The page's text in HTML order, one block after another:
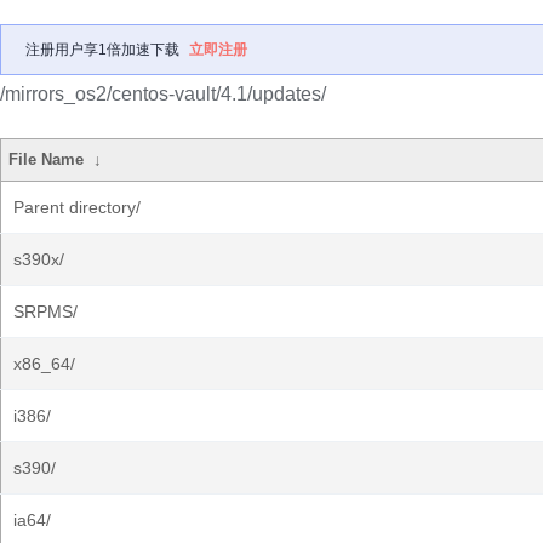
注册用户享1倍加速下载 立即注册
/mirrors_os2/centos-vault/4.1/updates/
File Name ↓
Parent directory/
s390x/
SRPMS/
x86_64/
i386/
s390/
ia64/